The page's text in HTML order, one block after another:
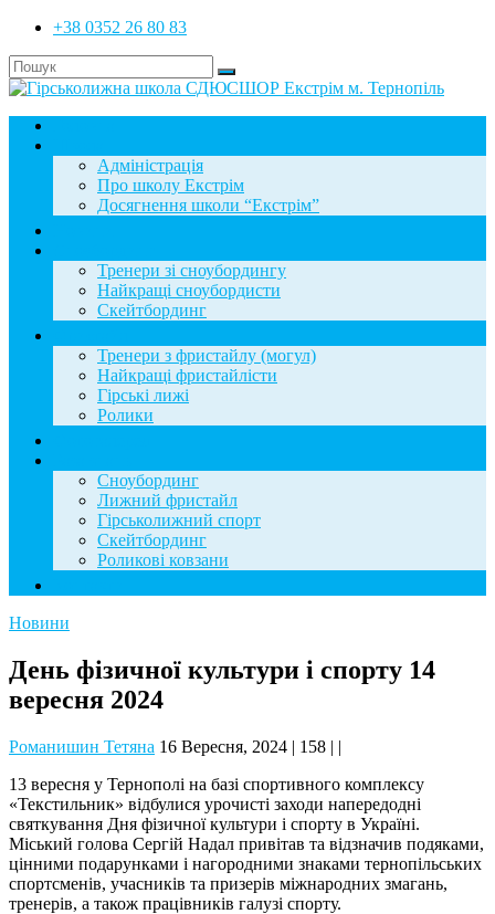
+38 0352 26 80 83
Адміністрація
Про школу Екстрім
Досягнення школи “Екстрім”
Тренери зі сноубордингу
Найкращі сноубордисти
Скейтбординг
Тренери з фристайлу (могул)
Найкращі фристайлісти
Гірські лижі
Ролики
Сноубординг
Лижний фристайл
Гірськолижний спорт
Скейтбординг
Роликові ковзани
Новини
День фізичної культури і спорту 14
вересня 2024
Романишин Тетяна 16 Вересня, 2024 | 158 | |
13 вересня у Тернополі на базі спортивного комплексу
«Текстильник» відбулися урочисті заходи напередодні
святкування Дня фізичної культури і спорту в Україні.
Міський голова Сергій Надал привітав та відзначив подяками,
цінними подарунками і нагородними знаками тернопільських
спортсменів, учасників та призерів міжнародних змагань,
тренерів, а також працівників галузі спорту.